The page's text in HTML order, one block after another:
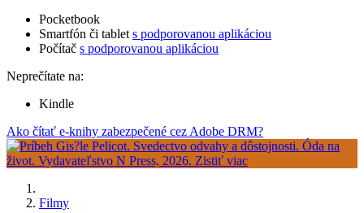
Pocketbook
Smartfón či tablet s podporovanou aplikáciou
Počítač s podporovanou aplikáciou
Neprečítate na:
Kindle
Ako čítať e-knihy zabezpečené cez Adobe DRM?
Filmy